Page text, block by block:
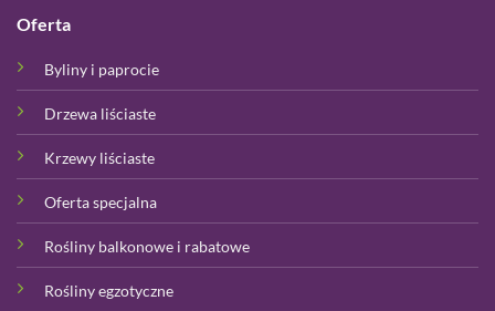
Oferta
Byliny i paprocie
Drzewa liściaste
Krzewy liściaste
Oferta specjalna
Rośliny balkonowe i rabatowe
Rośliny egzotyczne